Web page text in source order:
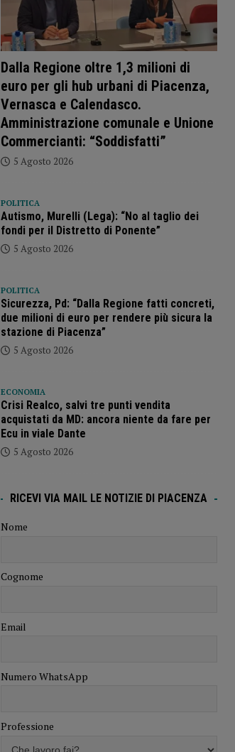
Dalla Regione oltre 1,3 milioni di
euro per gli hub urbani di Piacenza,
Vernasca e Calendasco.
Amministrazione comunale e Unione
Commercianti: “Soddisfatti”
5 Agosto 2026
POLITICA
Autismo, Murelli (Lega): “No al taglio dei
fondi per il Distretto di Ponente”
5 Agosto 2026
POLITICA
Sicurezza, Pd: “Dalla Regione fatti concreti,
due milioni di euro per rendere più sicura la
stazione di Piacenza”
5 Agosto 2026
ECONOMIA
Crisi Realco, salvi tre punti vendita
acquistati da MD: ancora niente da fare per
Ecu in viale Dante
5 Agosto 2026
RICEVI VIA MAIL LE NOTIZIE DI PIACENZA
Nome
Cognome
Email
Numero WhatsApp
Professione